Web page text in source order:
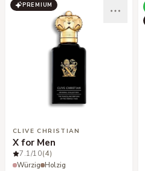
PREMIUM
CLIVE CHRISTIAN
X for Men
7.1/10(4)
Würzig Holzig